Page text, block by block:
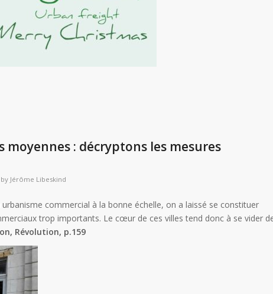
moyennes : décryptons les mesures
by Jérôme Libeskind
urbanisme commercial à la bonne échelle, on a laissé se constituer
trop importants. Le cœur de ces villes tend donc à se vider
Révolution, p.159